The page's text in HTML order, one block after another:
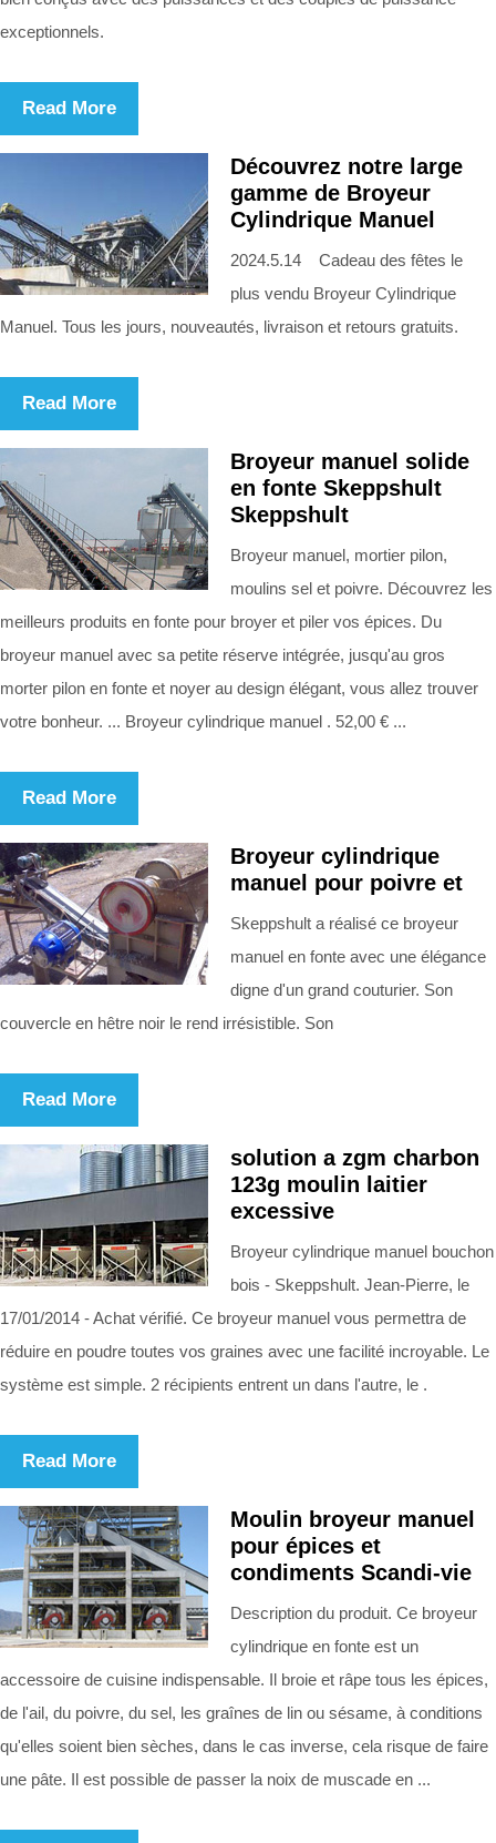
exceptionnels.
Read More
Découvrez notre large
gamme de Broyeur
Cylindrique Manuel
2024.5.14 Cadeau des fêtes le
plus vendu Broyeur Cylindrique
Manuel. Tous les jours, nouveautés, livraison et retours gratuits.
Read More
Broyeur manuel solide
en fonte Skeppshult
Skeppshult
Broyeur manuel, mortier pilon,
moulins sel et poivre. Découvrez les
meilleurs produits en fonte pour broyer et piler vos épices. Du
broyeur manuel avec sa petite réserve intégrée, jusqu'au gros
morter pilon en fonte et noyer au design élégant, vous allez trouver
votre bonheur. ... Broyeur cylindrique manuel . 52,00 € ...
Read More
Broyeur cylindrique
manuel pour poivre et
Skeppshult a réalisé ce broyeur
manuel en fonte avec une élégance
digne d'un grand couturier. Son
couvercle en hêtre noir le rend irrésistible. Son
Read More
solution a zgm charbon
123g moulin laitier
excessive
Broyeur cylindrique manuel bouchon
bois - Skeppshult. Jean-Pierre, le
17/01/2014 - Achat vérifié. Ce broyeur manuel vous permettra de
réduire en poudre toutes vos graines avec une facilité incroyable. Le
système est simple. 2 récipients entrent un dans l'autre, le .
Read More
Moulin broyeur manuel
pour épices et
condiments Scandi-vie
Description du produit. Ce broyeur
cylindrique en fonte est un
accessoire de cuisine indispensable. Il broie et râpe tous les épices,
de l'ail, du poivre, du sel, les graînes de lin ou sésame, à conditions
qu'elles soient bien sèches, dans le cas inverse, cela risque de faire
une pâte. Il est possible de passer la noix de muscade en ...